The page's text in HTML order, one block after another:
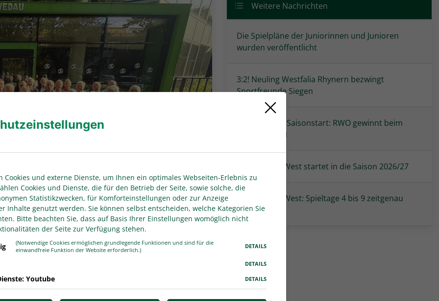
des WDFV statt. Nach einem ausgiebigen
aufs Wasser: Vier Stunden lang
befahren.
freudige Wiedersehen im Mittelpunkt.
Weitere Nachrichten
Die Spielpläne der Juniorinnen und Junioren
wurden veröffentlicht
3:2! Neuling Westfalia Rhynern bezwingt
Sportfreunde Siegen
Erfolgreicher Saisonstart: RWO gewinnt beim
Bonner SC 2:1
Regionalliga West startet in die Saison 2026/27
Regionalliga West: Spieltage 4 bis 9 zeitgenau
angesetzt
Cookies und externe Dienste, um Ihnen ein optimales Webseiten-Erlebnis zu
Cookies und Dienste, die für den Betrieb der Seite, sowie solche, die
Statistikzwecken, für Komforteinstellungen oder zur Anzeige
Inhalte genutzt werden. Sie können selbst entscheiden, welche Kategorien Sie
Bitte beachten Sie, dass auf Basis Ihrer Einstellungen womöglich nicht
der Seite zur Verfügung stehen.
(Notwendige Cookies ermöglichen grundlegende Funktionen und sind für die
einwandfreie Funktion der Website erforderlich.)
DETAILS
DETAILS
Youtube DETAILS